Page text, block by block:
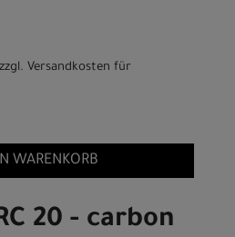
Versandkosten für
WARENKORB
20 - carbon